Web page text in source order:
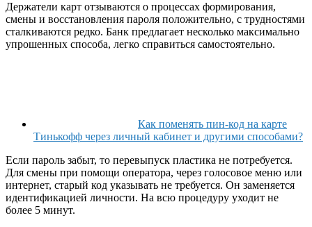
Держатели карт отзываются о процессах формирования,
смены и восстановления пароля положительно, с трудностями
сталкиваются редко. Банк предлагает несколько максимально
упрошенных способа, легко справиться самостоятельно.
Как поменять пин-код на карте
Тинькофф через личный кабинет и другими способами?
Если пароль забыт, то перевыпуск пластика не потребуется.
Для смены при помощи оператора, через голосовое меню или
интернет, старый код указывать не требуется. Он заменяется
идентификацией личности. На всю процедуру уходит не
более 5 минут.